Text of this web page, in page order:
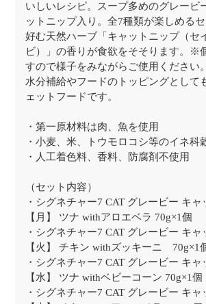
いしいレシピ。スープ多めのグレービ
ットニップ入り。全7種類が楽しめる
好む天然ハーブ「キャットニップ（セ
ビ）」の香りが食欲をそそります。※
すので様子をみながらご使用ください。
水分補給やフードのトッピングとして
ェットフードです。
・第一原材料は肉、魚を使用
・小麦、米、トウモロコシ等のイネ科
・人工着色料、香料、防腐剤不使用
（セット内容）
・シグネチャー7 CAT グレービー キ
【月】 ツナ withアロエベラ 70g×1個
・シグネチャー7 CAT グレービー キ
【火】 チキン withズッキーニ 70g×1
・シグネチャー7 CAT グレービー キ
【水】 ツナ withベビーコーン 70g×1個
・シグネチャー7 CAT グレービー キ